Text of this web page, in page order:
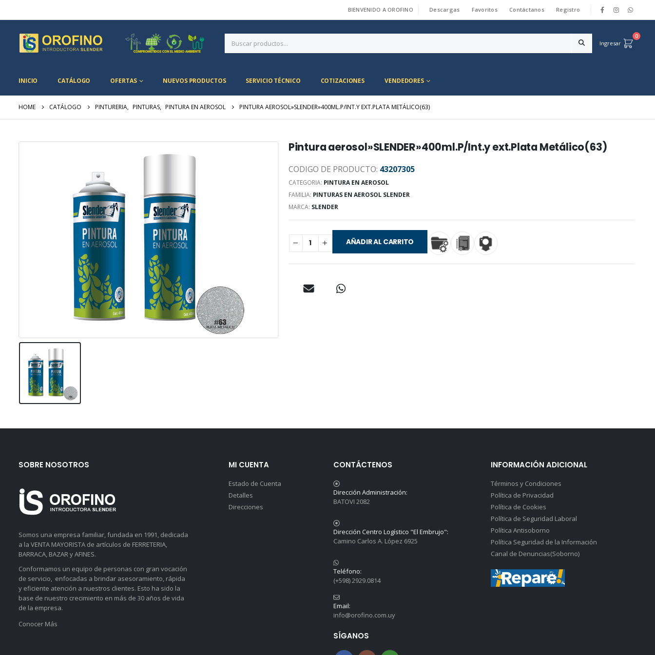
BIENVENIDO A OROFINO Descargas Favoritos Contáctanos Registro
Ingresar
0
INICIO CATÁLOGO OFERTAS NUEVOS PRODUCTOS SERVICIO TÉCNICO COTIZACIONES VENDEDORES
HOME CATÁLOGO PINTURERIA, PINTURAS, PINTURA EN AEROSOL PINTURA AEROSOL»SLENDER»400ML.P/INT.Y EXT.PLATA METÁLICO(63)
Pintura aerosol»SLENDER»400ml.P/Int.y ext.Plata Metálico(63)
CODIGO DE PRODUCTO: 43207305
CATEGORIA: PINTURA EN AEROSOL
FAMILIA: PINTURAS EN AEROSOL SLENDER
MARCA: SLENDER
AÑADIR AL CARRITO
SOBRE NOSOTROS
Somos una empresa familiar, fundada en 1991, dedicada
a la VENTA MAYORISTA de artículos de FERRETERIA,
BARRACA, BAZAR y AFINES.
Conformamos un equipo de personas con gran vocación
de servicio, enfocadas a brindar asesoramiento, rápida
y eficiente atención a nuestros clientes. Esto ha sido la
base de nuestro crecimiento en más de 30 años de vida
de la empresa.
Conocer Más
MI CUENTA
Estado de Cuenta
Detalles
Direcciones
CONTÁCTENOS
Dirección Administración:
BATOVI 2082
Dirección Centro Logístico "El Embrujo":
Camino Carlos A. López 6925
Teléfono:
(+598) 2929.0814
Email:
info@orofino.com.uy
SÍGANOS
INFORMACIÓN ADICIONAL
Términos y Condiciones
Política de Privacidad
Política de Cookies
Política de Seguridad Laboral
Política Antisoborno
Política Seguridad de la Información
Canal de Denuncias(Soborno)